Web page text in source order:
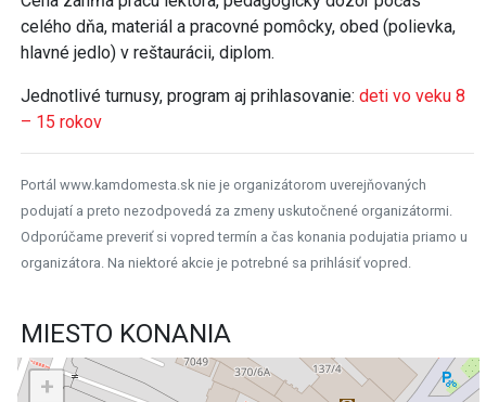
celého dňa, materiál a pracovné pomôcky, obed (polievka,
hlavné jedlo) v reštaurácii, diplom.
Jednotlivé turnusy, program aj prihlasovanie: deti vo veku 8
– 15 rokov
Portál www.kamdomesta.sk nie je organizátorom uverejňovaných
podujatí a preto nezodpovedá za zmeny uskutočnené organizátormi.
Odporúčame preveriť si vopred termín a čas konania podujatia priamo u
organizátora. Na niektoré akcie je potrebné sa prihlásiť vopred.
MIESTO KONANIA
+